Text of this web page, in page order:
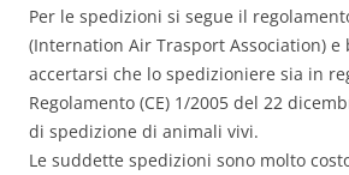
Per le spedizioni si segue il
(Internation Air Trasport Association) e
accertarsi che lo spedizioniere sia in
Regolamento (CE) 1/2005 del 22
di spedizione di animali vivi.
Le suddette spedizioni sono molto